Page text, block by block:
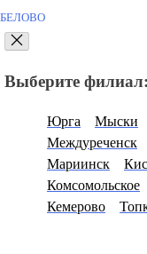
БЕЛОВО
Выберите филиал:
Юрга Мыски
Междуреченск
Мариинск
Комсомольское
Кемерово